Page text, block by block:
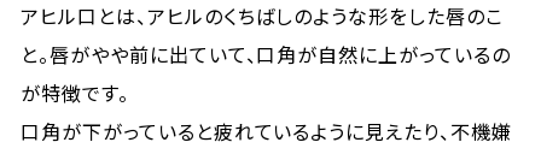
アヒル口とは、アヒルのくちばしのような形をした唇のこ
と。唇がやや前に出ていて、口角が自然に上がっているの
が特徴です。
口角が下がっていると疲れているように見えたり、不機嫌